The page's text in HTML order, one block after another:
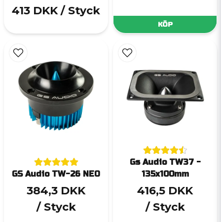
413 DKK / Styck
KÖP
GS Audio TW-26 NEO
384,3 DKK
/ Styck
Gs Audio TW37 -
135x100mm
416,5 DKK
/ Styck